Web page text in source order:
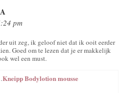
pm
uit zeg, ik geloof niet dat ik ooit eerder
Goed om te lezen dat je er makkelijk
wel een must.
Kneipp Bodylotion mousse